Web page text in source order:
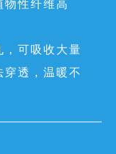
性纤维高
，可吸收大量
透，温暖不